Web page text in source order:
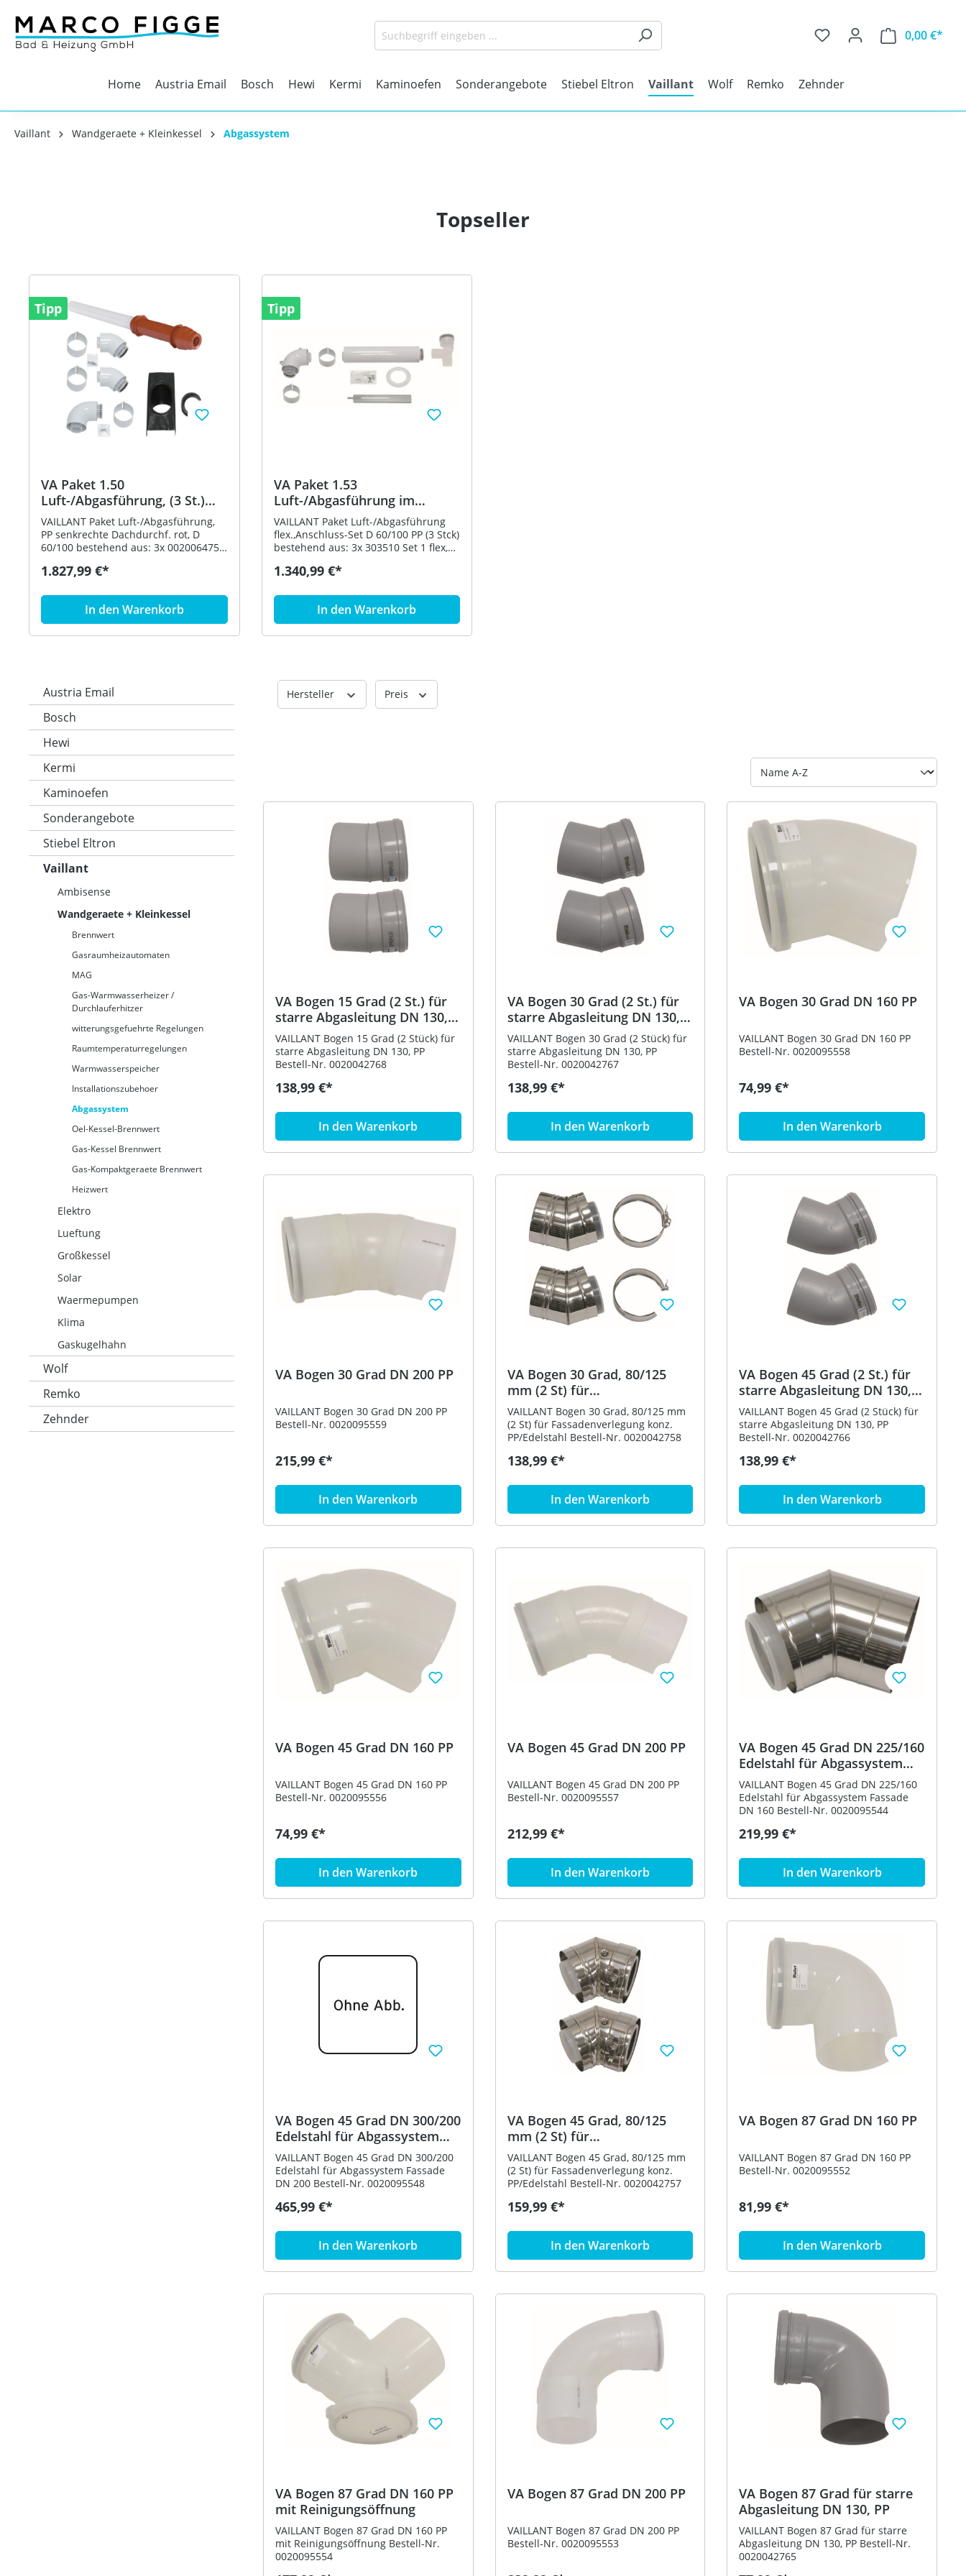
0,00 €*
Home Austria Email Bosch Hewi Kermi Kaminoefen Sonderangebote Stiebel Eltron Vaillant Wolf Remko Zehnder
Vaillant Wandgeraete + Kleinkessel Abgassystem
Topseller
Tipp
VA Paket 1.50
Luft-/Abgasführung, (3 St.)
senk. Dachdurchf. rot, D
60/100
VAILLANT Paket Luft-/Abgasführung,
PP senkrechte Dachdurchf. rot, D
60/100 bestehend aus: 3x 0020064751
grd) rot 3x 0020220657 Senkr.
Brennwert 3x 303902 Verlängerung
60/100 mm konzentrisch 0,5 m PP 5x
303903 Verlängerung 60/100 mm
konzentrisch 1,0 m PP 3x 303910
Bogen 87 Gr mit Reinigungsöffnung
60/100 mm PP Bestell-Nr. 0010030862
1.827,99 €*
In den Warenkorb
Tipp
VA Paket 1.53
Luft-/Abgasführung im
Schacht,DN 80
starr,Anschluss 60/100
VAILLANT Paket Luft-/Abgasführung
flex.,Anschluss-Set D 60/100 PP (3 Stck)
bestehend aus: 3x 303510 Set 1 flex,
Grundelemente Schachtabdeckung 3x
Revisionselement 3x 303514 flex,
Abgas-System DN 80 PP 15 m flexibles
Rohr 7 Abstandhalter 3x 303920 Basis-
Anschluss-Set 60/100 mm PP
1.340,99 €*
In den Warenkorb
Austria Email
Bosch
Hewi
Kermi
Kaminoefen
Sonderangebote
Stiebel Eltron
Vaillant
Ambisense
Wandgeraete + Kleinkessel
Brennwert
Gasraumheizautomaten
MAG
Gas-Warmwasserheizer /
Durchlauferhitzer
witterungsgefuehrte Regelungen
Raumtemperaturregelungen
Warmwasserspeicher
Installationszubehoer
Abgassystem
Oel-Kessel-Brennwert
Gas-Kessel Brennwert
Gas-Kompaktgeraete Brennwert
Heizwert
Elektro
Lueftung
Großkessel
Solar
Waermepumpen
Klima
Gaskugelhahn
Wolf
Remko
Zehnder
Hersteller Preis
VA Bogen 15 Grad (2 St.) für
starre Abgasleitung DN 130,
PP
VAILLANT Bogen 15 Grad (2 Stück) für
starre Abgasleitung DN 130, PP
Bestell-Nr. 0020042768
138,99 €*
In den Warenkorb
VA Bogen 30 Grad (2 St.) für
starre Abgasleitung DN 130,
PP
VAILLANT Bogen 30 Grad (2 Stück) für
starre Abgasleitung DN 130, PP
Bestell-Nr. 0020042767
138,99 €*
In den Warenkorb
VA Bogen 30 Grad DN 160 PP
VAILLANT Bogen 30 Grad DN 160 PP
Bestell-Nr. 0020095558
74,99 €*
In den Warenkorb
VA Bogen 30 Grad DN 200 PP
VAILLANT Bogen 30 Grad DN 200 PP
Bestell-Nr. 0020095559
215,99 €*
In den Warenkorb
VA Bogen 30 Grad, 80/125
mm (2 St) für
Fassadenverlegung konz.
PP/Edelstahl
VAILLANT Bogen 30 Grad, 80/125 mm
(2 St) für Fassadenverlegung konz.
PP/Edelstahl Bestell-Nr. 0020042758
138,99 €*
In den Warenkorb
VA Bogen 45 Grad (2 St.) für
starre Abgasleitung DN 130,
PP
VAILLANT Bogen 45 Grad (2 Stück) für
starre Abgasleitung DN 130, PP
Bestell-Nr. 0020042766
138,99 €*
In den Warenkorb
VA Bogen 45 Grad DN 160 PP
VAILLANT Bogen 45 Grad DN 160 PP
Bestell-Nr. 0020095556
74,99 €*
In den Warenkorb
VA Bogen 45 Grad DN 200 PP
VAILLANT Bogen 45 Grad DN 200 PP
Bestell-Nr. 0020095557
212,99 €*
In den Warenkorb
VA Bogen 45 Grad DN 225/160
Edelstahl für Abgassystem
Fassade DN 160
VAILLANT Bogen 45 Grad DN 225/160
Edelstahl für Abgassystem Fassade
DN 160 Bestell-Nr. 0020095544
219,99 €*
In den Warenkorb
VA Bogen 45 Grad DN 300/200
Edelstahl für Abgassystem
Fassade DN 200
VAILLANT Bogen 45 Grad DN 300/200
Edelstahl für Abgassystem Fassade
DN 200 Bestell-Nr. 0020095548
465,99 €*
In den Warenkorb
VA Bogen 45 Grad, 80/125
mm (2 St) für
Fassadenverlegung konz.
PP/Edelstahl
VAILLANT Bogen 45 Grad, 80/125 mm
(2 St) für Fassadenverlegung konz.
PP/Edelstahl Bestell-Nr. 0020042757
159,99 €*
In den Warenkorb
VA Bogen 87 Grad DN 160 PP
VAILLANT Bogen 87 Grad DN 160 PP
Bestell-Nr. 0020095552
81,99 €*
In den Warenkorb
VA Bogen 87 Grad DN 160 PP
mit Reinigungsöffnung
VAILLANT Bogen 87 Grad DN 160 PP
mit Reinigungsöffnung Bestell-Nr.
0020095554
VA Bogen 87 Grad DN 200 PP
VAILLANT Bogen 87 Grad DN 200 PP
Bestell-Nr. 0020095553
VA Bogen 87 Grad für starre
Abgasleitung DN 130, PP
VAILLANT Bogen 87 Grad für starre
Abgasleitung DN 130, PP Bestell-Nr.
0020042765